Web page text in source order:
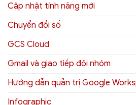
Cập nhật tính năng mới
Chuyển đổi số
GCS Cloud
Gmail và giao tiếp đội nhóm
Hướng dẫn quản trị Google
Infographic